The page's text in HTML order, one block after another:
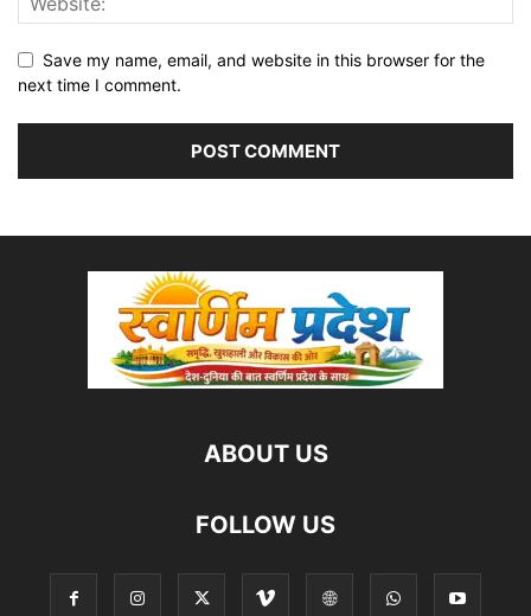
Save my name, email, and website in this browser for the
next time I comment.
ABOUT US
FOLLOW US